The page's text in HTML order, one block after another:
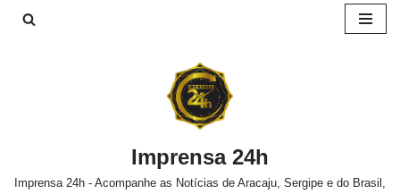
Imprensa 24h
Imprensa 24h - Acompanhe as Notícias de Aracaju, Sergipe e do Brasil,